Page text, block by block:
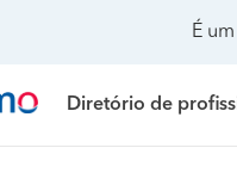
É
Diretório de